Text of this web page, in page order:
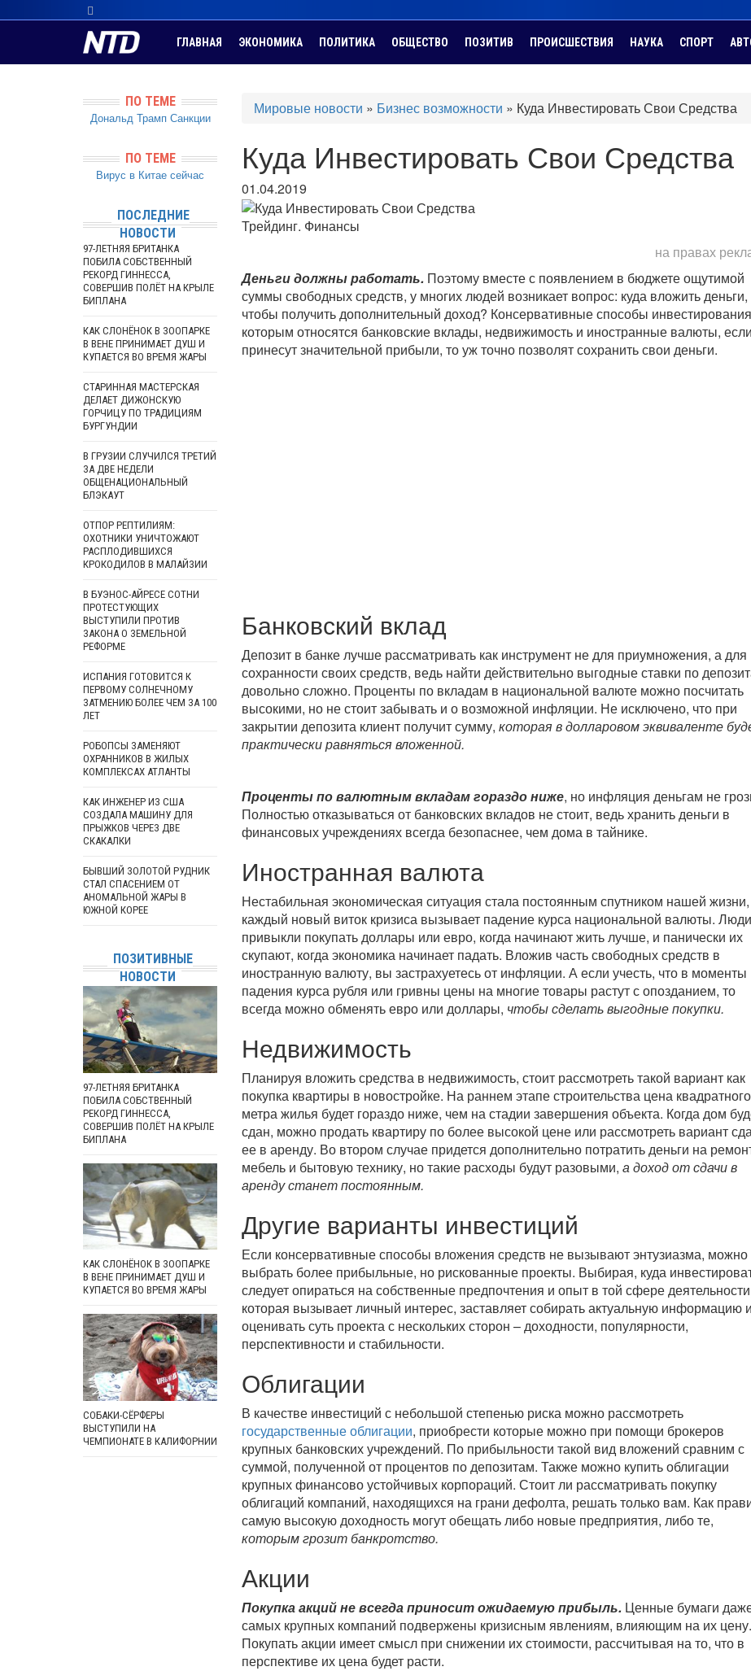
ГЛАВНАЯ ЭКОНОМИКА ПОЛИТИКА ОБЩЕСТВО ПОЗИТИВ ПРОИСШЕСТВИЯ НАУКА СПОРТ
Мировые новости » Бизнес возможности » Куда Инвестировать Свои Средства
Куда Инвестировать Свои Средства
01.04.2019
Трейдинг. Финансы
на правах
Деньги должны работать. Поэтому вместе с появлением в бюджете ощутимой
суммы свободных средств, у многих людей возникает вопрос: куда вложить деньги,
чтобы получить дополнительный доход? Консервативные способы
которым относятся банковские вклады, недвижимость и иностранные валюты,
принесут значительной прибыли, то уж точно позволят сохранить свои деньги.
Банковский вклад
Депозит в банкелучше рассматривать как инструмент не для приумножения, а для
сохранности своих средств, ведь найти действительно выгодные ставки по
довольно сложно. Проценты по вкладам в национальной валюте можно посчитать
высокими, но не стоит забывать и о возможной инфляции. Не исключено, что при
закрытии депозита клиент получит сумму, которая в долларовом эквиваленте
практически равняться вложенной.
Проценты по валютным вкладам гораздо ниже, но инфляция деньгам не
Полностью отказываться от банковских вкладов не стоит, ведь хранить деньги в
финансовых учреждениях всегда безопаснее, чем дома в тайнике.
Иностранная валюта
Нестабильная экономическая ситуация стала постоянным спутником нашей
каждый новый виток кризиса вызывает падение курса национальной валюты. Люди
привыкли покупать доллары или евро, когда начинают жить лучше, и панически их
скупают, когда экономика начинает падать. Вложив часть свободных средств в
иностранную валюту, вы застрахуетесь от инфляции. А если учесть, что в моменты
падения курса рубля или гривны цены на многие товары растут с опозданием, то
всегда можно обменять евро или доллары, чтобы сделать выгодные покупки.
Недвижимость
Планируя вложить средства в недвижимость, стоит рассмотреть такой вариант как
покупка квартиры в новостройке. На раннем этапе строительства цена квадратного
метра жилья будет гораздо ниже, чем на стадии завершения объекта. Когда дом
сдан, можно продать квартиру по более высокой цене или рассмотреть вариант
ее в аренду. Во втором случае придется дополнительно потратить деньги на
мебель и бытовую технику, но такие расходы будут разовыми, а доход от сдачи в
аренду станет постоянным.
Другие варианты инвестиций
Если консервативные способы вложения средств не вызывают энтузиазма, можно
выбрать более прибыльные, но рискованные проекты. Выбирая, куда
следует опираться на собственные предпочтения и опыт в той сфере
которая вызывает личный интерес, заставляет собирать актуальную информацию и
оценивать суть проекта с нескольких сторон – доходности, популярности,
перспективности и стабильности.
Облигации
В качестве инвестиций с небольшой степенью риска можно рассмотреть
государственные облигации, приобрести которые можно при помощи брокеров
крупных банковских учреждений. По прибыльности такой вид вложений сравним с
суммой, полученной от процентов по депозитам. Также можно купить облигации
крупных финансово устойчивых корпораций. Стоит ли рассматривать покупку
облигаций компаний, находящихся на грани дефолта, решать только вам. Как
самую высокую доходность могут обещать либо новые предприятия, либо те,
которым грозит банкротство.
Акции
Покупка акций не всегда приносит ожидаемую прибыль. Ценные бумаги
самых крупных компаний подвержены кризисным явлениям, влияющим на их цену.
Покупать акции имеет смысл при снижении их стоимости, рассчитывая на то, что в
перспективе их цена будет расти.
ПО ТЕМЕ
Дональд Трамп Санкции
ПО ТЕМЕ
Вирус в Китае сейчас
ПОСЛЕДНИЕ
НОВОСТИ
97-ЛЕТНЯЯ БРИТАНКА
ПОБИЛА СОБСТВЕННЫЙ
РЕКОРД ГИННЕССА,
СОВЕРШИВ ПОЛЁТ НА КРЫЛЕ
БИПЛАНА
КАК СЛОНЁНОК В ЗООПАРКЕ
В ВЕНЕ ПРИНИМАЕТ ДУШ И
КУПАЕТСЯ ВО ВРЕМЯ ЖАРЫ
СТАРИННАЯ МАСТЕРСКАЯ
ДЕЛАЕТ ДИЖОНСКУЮ
ГОРЧИЦУ ПО ТРАДИЦИЯМ
БУРГУНДИИ
В ГРУЗИИ СЛУЧИЛСЯ ТРЕТИЙ
ЗА ДВЕ НЕДЕЛИ
ОБЩЕНАЦИОНАЛЬНЫЙ
БЛЭКАУТ
ОТПОР РЕПТИЛИЯМ:
ОХОТНИКИ УНИЧТОЖАЮТ
РАСПЛОДИВШИХСЯ
КРОКОДИЛОВ В МАЛАЙЗИИ
В БУЭНОС-АЙРЕСЕ СОТНИ
ПРОТЕСТУЮЩИХ
ВЫСТУПИЛИ ПРОТИВ
ЗАКОНА О ЗЕМЕЛЬНОЙ
РЕФОРМЕ
ИСПАНИЯ ГОТОВИТСЯ К
ПЕРВОМУ СОЛНЕЧНОМУ
ЗАТМЕНИЮ БОЛЕЕ ЧЕМ ЗА 100
ЛЕТ
РОБОПСЫ ЗАМЕНЯЮТ
ОХРАННИКОВ В ЖИЛЫХ
КОМПЛЕКСАХ АТЛАНТЫ
КАК ИНЖЕНЕР ИЗ США
СОЗДАЛА МАШИНУ ДЛЯ
ПРЫЖКОВ ЧЕРЕЗ ДВЕ
СКАКАЛКИ
БЫВШИЙ ЗОЛОТОЙ РУДНИК
СТАЛ СПАСЕНИЕМ ОТ
АНОМАЛЬНОЙ ЖАРЫ В
ЮЖНОЙ КОРЕЕ
ПОЗИТИВНЫЕ
НОВОСТИ
97-ЛЕТНЯЯ БРИТАНКА
ПОБИЛА СОБСТВЕННЫЙ
РЕКОРД ГИННЕССА,
СОВЕРШИВ ПОЛЁТ НА КРЫЛЕ
БИПЛАНА
КАК СЛОНЁНОК В ЗООПАРКЕ
В ВЕНЕ ПРИНИМАЕТ ДУШ И
КУПАЕТСЯ ВО ВРЕМЯ ЖАРЫ
СОБАКИ-СЁРФЕРЫ
ВЫСТУПИЛИ НА
ЧЕМПИОНАТЕ В КАЛИФОРНИИ